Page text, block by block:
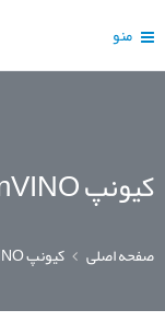
منو
کیونپ OpenVINO
صفحه اصلی کیونپ OpenVINO